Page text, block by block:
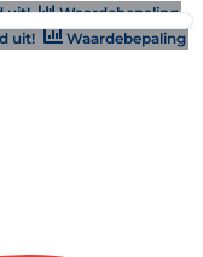
uit!
Waardebepaling
uit! Waardebepaling